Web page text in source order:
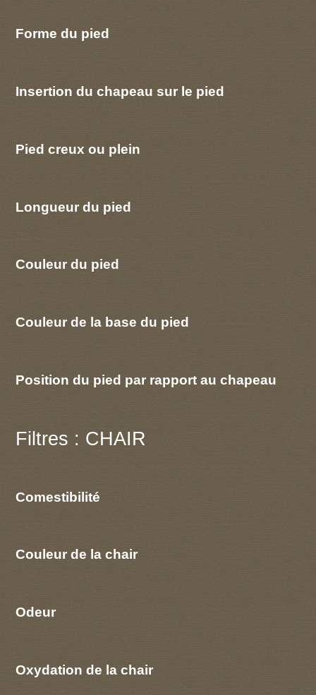
Forme du pied
Insertion du chapeau sur le pied
Pied creux ou plein
Longueur du pied
Couleur du pied
Couleur de la base du pied
Position du pied par rapport au chapeau
Filtres : CHAIR
Comestibilité
Couleur de la chair
Odeur
Oxydation de la chair